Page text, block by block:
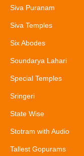
Siva Puranam
Siva Temples
Six Abodes
Soundarya Lahari
Special Temples
Sringeri
State Wise
Stotram with Audio
Tallest Gopurams